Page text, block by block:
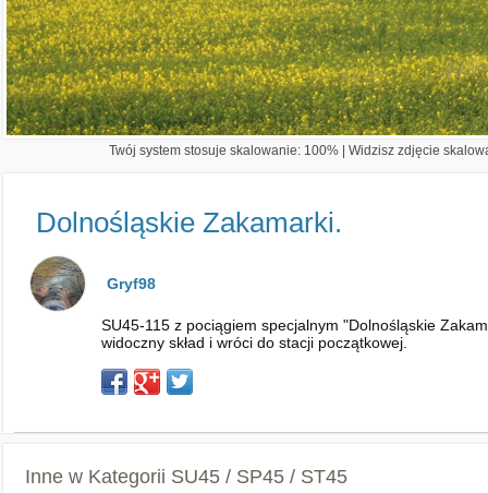
Twój system stosuje skalowanie: 100% | Widzisz zdjęcie
Dolnośląskie Zakamarki.
Gryf98
SU45-115 z pociągiem specjalnym "Dolnośląskie
widoczny skład i wróci do stacji początkowej.
Inne w Kategorii SU45 / SP45 / ST45